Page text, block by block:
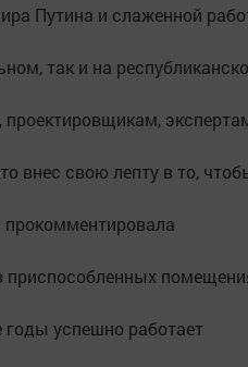
Путина и слаженной
так и на
проектировщикам,
внес свою лепту в то,
приспособленных
успешно работает